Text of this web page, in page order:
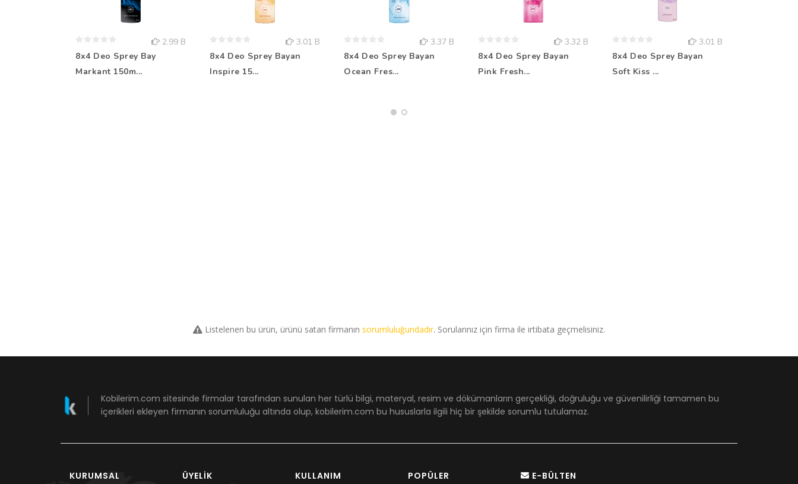
2.99 B
8x4 Deo Sprey Bay
Markant 150m...
3.01 B
8x4 Deo Sprey Bayan
Inspire 15...
3.37 B
8x4 Deo Sprey Bayan
Ocean Fres...
3.32 B
8x4 Deo Sprey Bayan
Pink Fresh...
3.01 B
8x4 Deo Sprey Bayan
Soft Kiss ...
Listelenen bu ürün, ürünü satan firmanın sorumluluğundadır. Sorularınız için firma ile irtibata geçmelisiniz.
Kobilerim.com sitesinde firmalar tarafından sunulan her türlü bilgi, materyal, resim ve dökümanların gerçekliği, doğruluğu ve güvenilirliği tamamen bu
içerikleri ekleyen firmanın sorumluluğu altında olup, kobilerim.com bu hususlarla ilgili hiç bir şekilde sorumlu tutulamaz.
KURUMSAL ÜYELIK KULLANIM POPÜLER E-BÜLTEN